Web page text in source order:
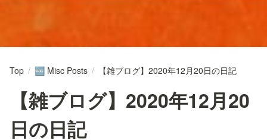
Top / 🆓 Misc Posts / 【雑ブログ】2020年12月20日の日記
【雑ブログ】2020年12月20
日の日記